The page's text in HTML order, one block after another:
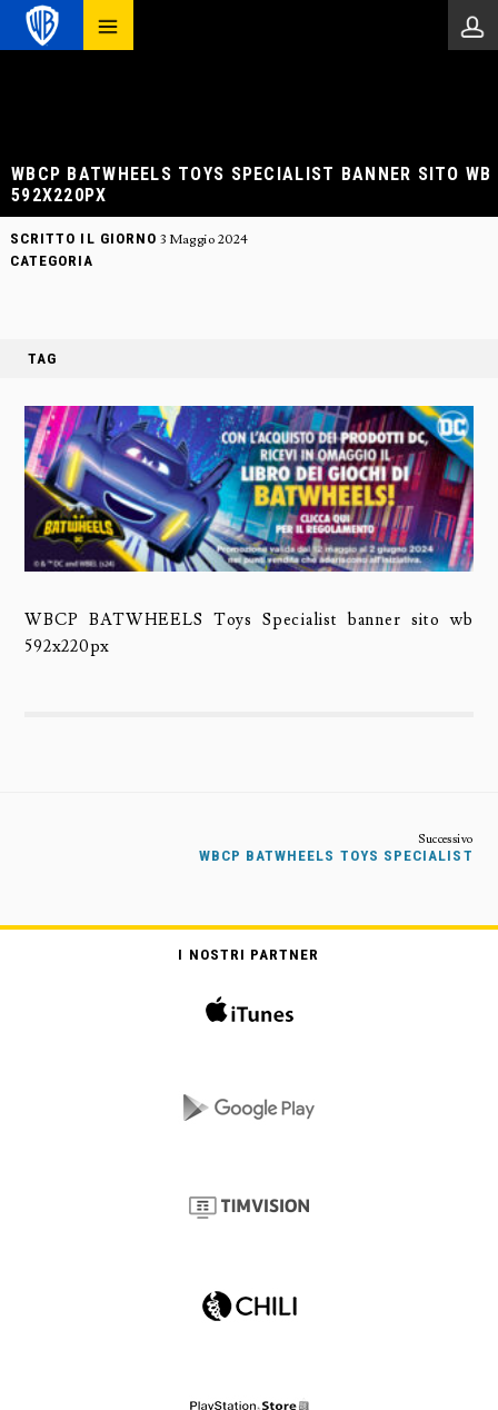
WBCP BATWHEELS TOYS SPECIALIST BANNER SITO WB
592X220PX
SCRITTO IL GIORNO 3 Maggio 2024
CATEGORIA
TAG
WBCP BATWHEELS Toys Specialist banner sito wb
592x220px
WBCP BATWHEELS TOYS SPECIALIST
I NOSTRI PARTNER